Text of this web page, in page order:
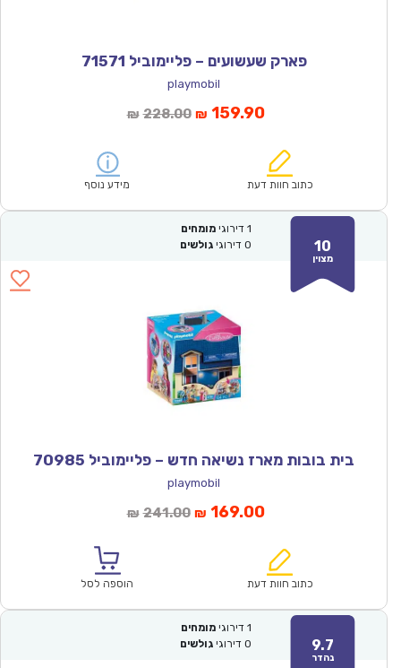
פארק שעשועים – פליימוביל 71571
playmobil
₪ 228.00המחיר
₪228.00.
₪ 159.90המחיר
הוא:
כתוב חוות דעת מידע נוסף
10
מצוין
1 דירוגי מומחים
0 דירוגי גולשים
בית בובות מארז נשיאה חדש – פליימוביל 70985
playmobil
₪ 241.00המחיר
₪241.00.
₪ 169.00המחיר
הוא:
כתוב חוות דעת הוספה לסל
9.7
נהדר
1 דירוגי מומחים
0 דירוגי גולשים